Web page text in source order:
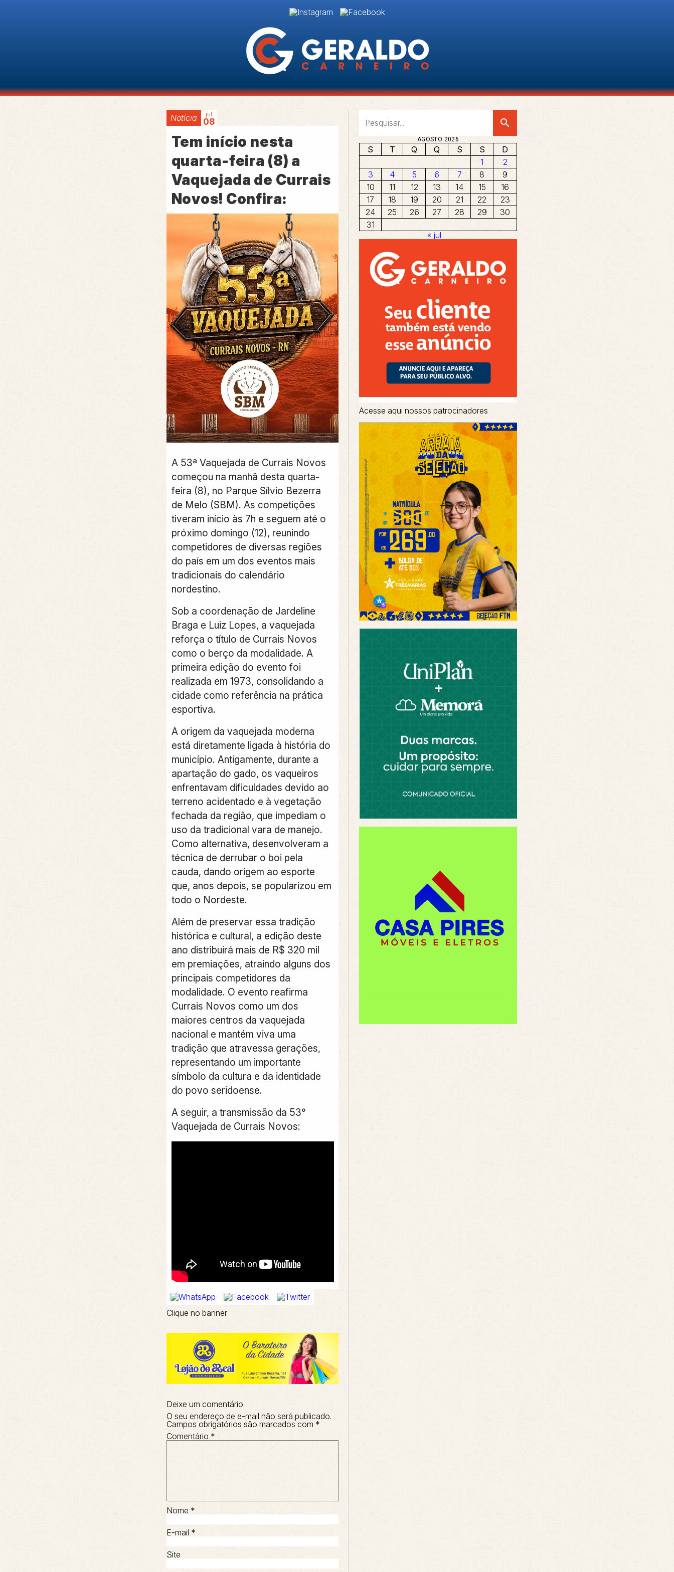
Notícia 08
jul
Tem início nesta
quarta-feira (8) a
Vaquejada de Currais
Novos! Confira:
A 53ª Vaquejada de Currais Novos
começou na manhã desta quarta-
feira (8), no Parque Sílvio Bezerra
de Melo (SBM). As competições
tiveram início às 7h e seguem até o
próximo domingo (12), reunindo
competidores de diversas regiões
do país em um dos eventos mais
tradicionais do calendário
nordestino.
Sob a coordenação de Jardeline
Braga e Luiz Lopes, a vaquejada
reforça o título de Currais Novos
como o berço da modalidade. A
primeira edição do evento foi
realizada em 1973, consolidando a
cidade como referência na prática
esportiva.
A origem da vaquejada moderna
está diretamente ligada à história do
município. Antigamente, durante a
apartação do gado, os vaqueiros
enfrentavam dificuldades devido ao
terreno acidentado e à vegetação
fechada da região, que impediam o
uso da tradicional vara de manejo.
Como alternativa, desenvolveram a
técnica de derrubar o boi pela
cauda, dando origem ao esporte
que, anos depois, se popularizou em
todo o Nordeste.
Além de preservar essa tradição
histórica e cultural, a edição deste
ano distribuirá mais de R$ 320 mil
em premiações, atraindo alguns dos
principais competidores da
modalidade. O evento reafirma
Currais Novos como um dos
maiores centros da vaquejada
nacional e mantém viva uma
tradição que atravessa gerações,
representando um importante
símbolo da cultura e da identidade
do povo seridoense.
A seguir, a transmissão da 53°
Vaquejada de Currais Novos:
Clique no banner
Deixe um comentário
O seu endereço de e-mail não será publicado.
Campos obrigatórios são marcados com *
Comentário *
Nome *
E-mail *
Site
search
AGOSTO 2026
S T Q Q S S
D
1
2
3
4 5 6 7 8
9
10
11 12 13 14 15
16
17
18 19 20 21 22
23
24
25 26 27 28 29
30
31
« jul
Acesse aqui nossos patrocinadores